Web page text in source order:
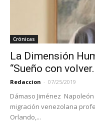
Crónicas
La Dimensión
“Sueño con
Redaccion - 07/25/2019
Dámaso Jiménez
migración venezolana
Orlando,...